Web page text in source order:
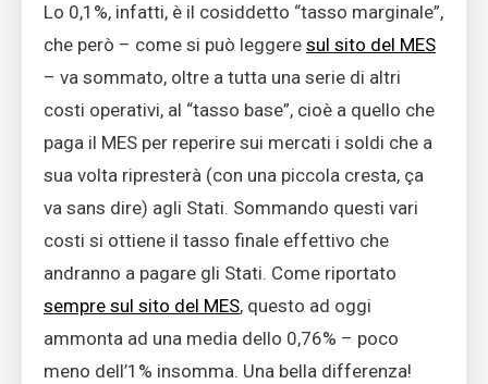
Lo 0,1%, infatti, è il cosiddetto “tasso marginale”,
che però – come si può leggere sul sito del MES
– va sommato, oltre a tutta una serie di altri
costi operativi, al “tasso base”, cioè a quello che
paga il MES per reperire sui mercati i soldi che a
sua volta ripresterà (con una piccola cresta, ça
va sans dire) agli Stati. Sommando questi vari
costi si ottiene il tasso finale effettivo che
andranno a pagare gli Stati. Come riportato
sempre sul sito del MES, questo ad oggi
ammonta ad una media dello 0,76% – poco
meno dell’1% insomma. Una bella differenza!